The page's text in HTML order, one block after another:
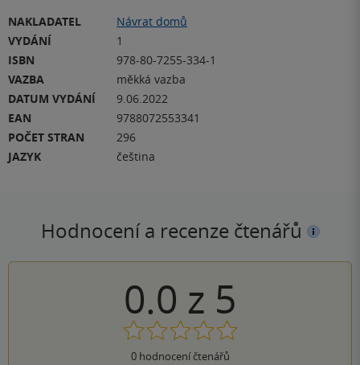
NAKLADATEL
Návrat domů
VYDÁNÍ
1
ISBN
978-80-7255-334-1
VAZBA
měkká vazba
DATUM VYDÁNÍ
9.06.2022
EAN
9788072553341
POČET STRAN
296
JAZYK
čeština
Hodnocení a recenze čtenářů
0.0 z 5
0hodnocení čtenářů